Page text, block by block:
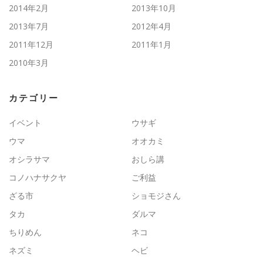
2014年2月
2013年10月
2013年7月
2012年4月
2011年12月
2011年1月
2010年3月
カテゴリー
イベント
ウサギ
ウマ
オオカミ
オシラサマ
おしら講
コノハナサクヤ
ご利益
ざる市
ショモジさん
タカ
ダルマ
ちりめん
ネコ
ネズミ
ヘビ